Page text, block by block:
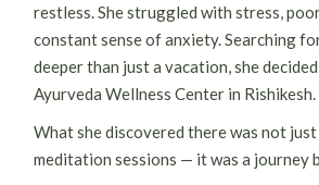
restless. She struggled with stress,
constant sense of anxiety. Searching
deeper than just a vacation, she
Ayurveda Wellness Center in Rishikesh.
What she discovered there was not
meditation sessions — it was a journey